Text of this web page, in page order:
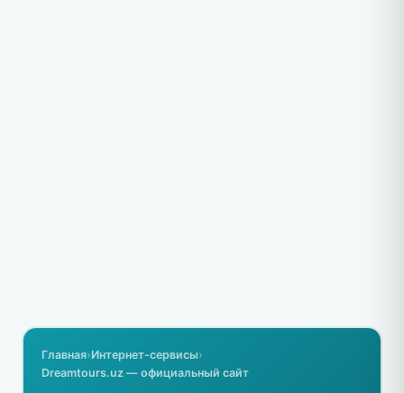
Главная›Интернет-сервисы›
Dreamtours.uz — официальный сайт